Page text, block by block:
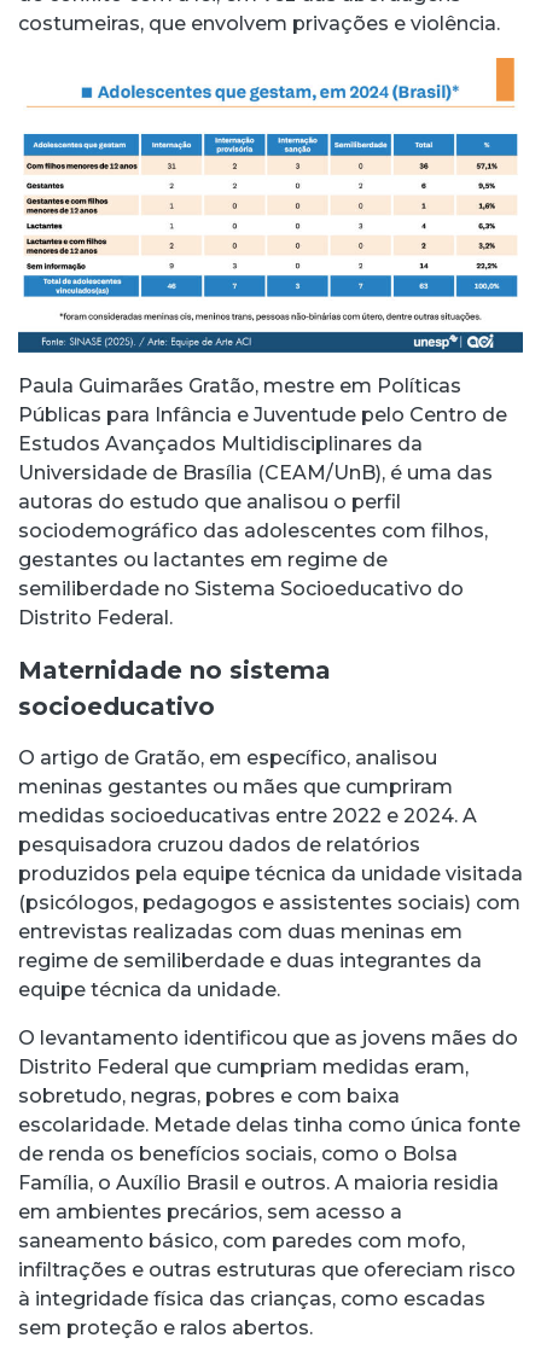
costumeiras, que envolvem privações e violência.
Paula Guimarães Gratão, mestre em Políticas
Públicas para Infância e Juventude pelo Centro de
Estudos Avançados Multidisciplinares da
Universidade de Brasília (CEAM/UnB), é uma das
autoras do estudo que analisou o perfil
sociodemográfico das adolescentes com filhos,
gestantes ou lactantes em regime de
semiliberdade no Sistema Socioeducativo do
Distrito Federal.
Maternidade no sistema
socioeducativo
O artigo de Gratão, em específico, analisou
meninas gestantes ou mães que cumpriram
medidas socioeducativas entre 2022 e 2024. A
pesquisadora cruzou dados de relatórios
produzidos pela equipe técnica da unidade visitada
(psicólogos, pedagogos e assistentes sociais) com
entrevistas realizadas com duas meninas em
regime de semiliberdade e duas integrantes da
equipe técnica da unidade.
O levantamento identificou que as jovens mães do
Distrito Federal que cumpriam medidas eram,
sobretudo, negras, pobres e com baixa
escolaridade. Metade delas tinha como única fonte
de renda os benefícios sociais, como o Bolsa
Família, o Auxílio Brasil e outros. A maioria residia
em ambientes precários, sem acesso a
saneamento básico, com paredes com mofo,
infiltrações e outras estruturas que ofereciam risco
à integridade física das crianças, como escadas
sem proteção e ralos abertos.